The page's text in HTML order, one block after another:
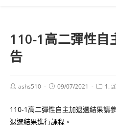
110-1高二彈性自
告
Postashs510
Post09/07/2021
Post1.
110-1高二彈性自主加退選結果請
退選結果進行課程。